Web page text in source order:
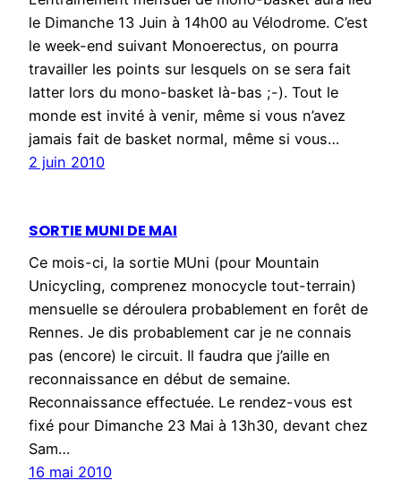
le Dimanche 13 Juin à 14h00 au Vélodrome. C’est
le week-end suivant Monoerectus, on pourra
travailler les points sur lesquels on se sera fait
latter lors du mono-basket là-bas ;-). Tout le
monde est invité à venir, même si vous n’avez
jamais fait de basket normal, même si vous…
2 juin 2010
SORTIE MUNI DE MAI
Ce mois-ci, la sortie MUni (pour Mountain
Unicycling, comprenez monocycle tout-terrain)
mensuelle se déroulera probablement en forêt de
Rennes. Je dis probablement car je ne connais
pas (encore) le circuit. Il faudra que j’aille en
reconnaissance en début de semaine.
Reconnaissance effectuée. Le rendez-vous est
fixé pour Dimanche 23 Mai à 13h30, devant chez
Sam…
16 mai 2010